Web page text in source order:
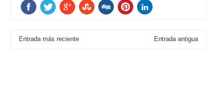
Entrada más reciente Entrada antigua